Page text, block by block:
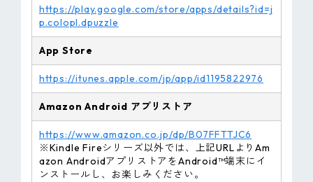
https://play.google.com/store/apps/details?id=j
p.colopl.dpuzzle
App Store
https://itunes.apple.com/jp/app/id1195822976
AmazonAndroid アプリストア
https://www.amazon.co.jp/dp/B07FFTTJC6
※Kindle Fireシリーズ以外では、上記URLよりAm
azon AndroidアプリストアをAndroid™端末にイ
ンストールし、お楽しみください。